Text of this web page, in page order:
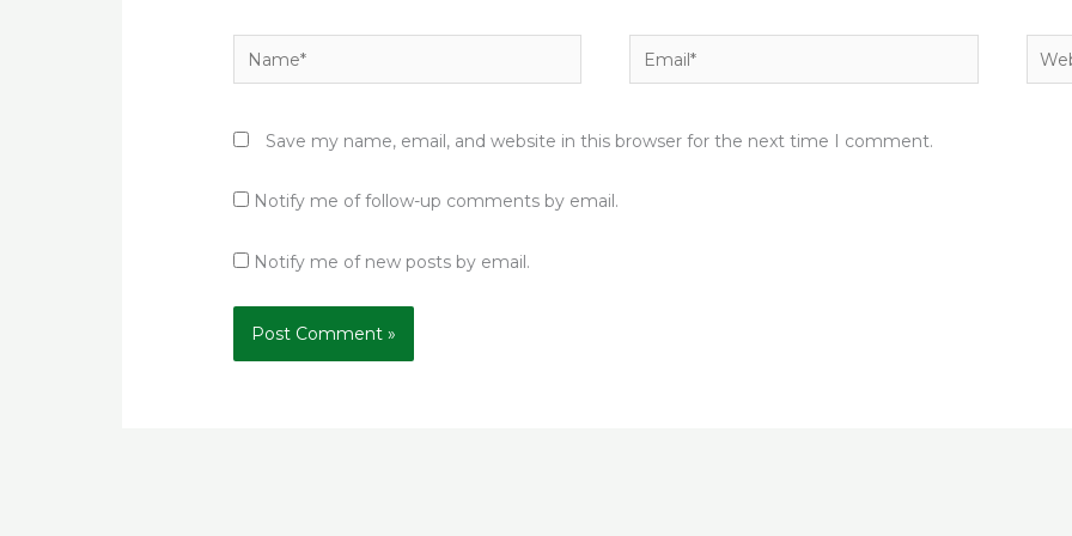
Name* Email*
Save my name, email, and website in this browser for the next time I comment.
Notify me of follow-up comments by email.
Notify me of new posts by email.